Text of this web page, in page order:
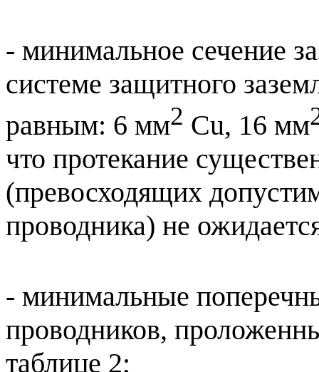
- минимальное сечение
системе защитного
равным: 6 мм2 Cu, 16 мм
что протекание
(превосходящих
проводника) не
- минимальные
проводников,
таблице 2;